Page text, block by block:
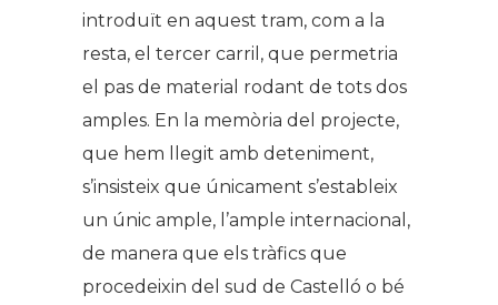
introduït en aquest tram, com a la
resta, el tercer carril, que permetria
el pas de material rodant de tots dos
amples. En la memòria del projecte,
que hem llegit amb deteniment,
s’insisteix que únicament s’estableix
un únic ample, l’ample internacional,
de manera que els tràfics que
procedeixin del sud de Castelló o bé